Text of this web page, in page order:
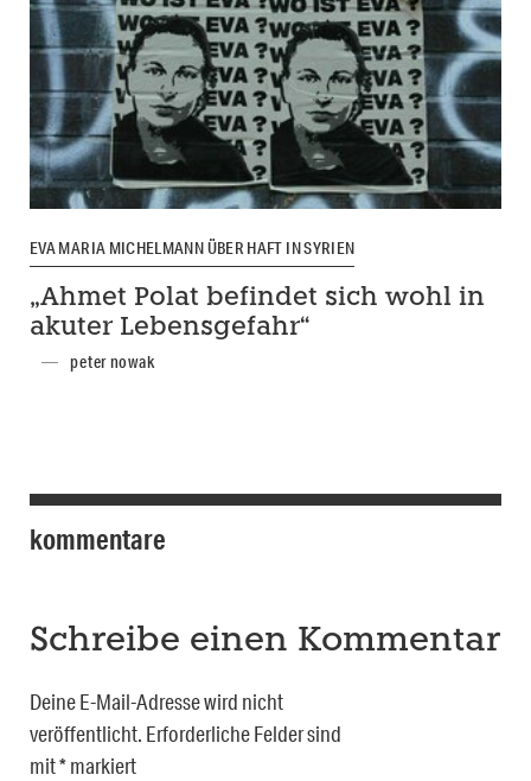
EVA MARIA MICHELMANN ÜBER HAFT IN SYRIEN
„Ahmet Polat befindet sich wohl in
akuter Lebensgefahr“
peter nowak
kommentare
Schreibe einen Kommentar
Deine E-Mail-Adresse wird nicht
veröffentlicht. Erforderliche Felder sind
mit*markiert